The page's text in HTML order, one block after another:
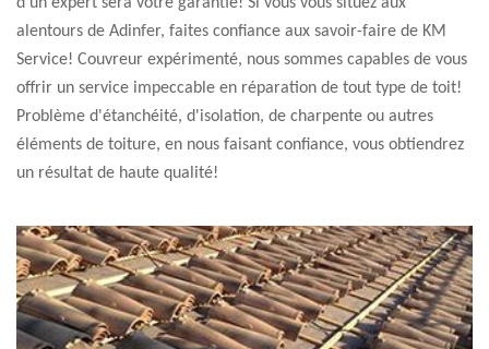
alentours de Adinfer, faites confiance aux savoir-faire de KM
Service! Couvreur expérimenté, nous sommes capables de vous
offrir un service impeccable en réparation de tout type de toit!
Problème d'étanchéité, d'isolation, de charpente ou autres
éléments de toiture, en nous faisant confiance, vous obtiendrez
un résultat de haute qualité!